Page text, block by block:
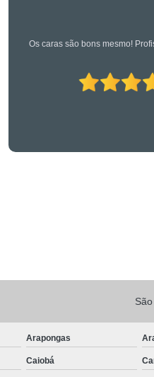
Serviço de
Arapongas
Caiobá